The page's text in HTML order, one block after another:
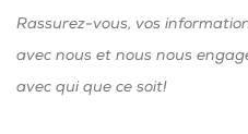
Rassurez-vous, vos
avec nous et nous nous
avec qui que ce soit!